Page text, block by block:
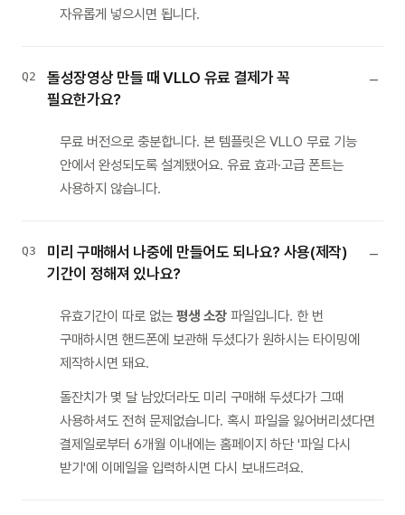
자유롭게 넣으시면 됩니다.
Q2
돌성장영상 만들 때 VLLO 유료 결제가 꼭
필요한가요?
무료 버전으로 충분합니다. 본 템플릿은 VLLO 무료 기능
안에서 완성되도록 설계됐어요. 유료 효과·고급 폰트는
사용하지 않습니다.
Q3
미리 구매해서 나중에 만들어도 되나요? 사용(제작)
기간이 정해져 있나요?
유효기간이 따로 없는 평생 소장 파일입니다. 한 번
구매하시면 핸드폰에 보관해 두셨다가 원하시는 타이밍에
제작하시면 돼요.
돌잔치가 몇 달 남았더라도 미리 구매해 두셨다가 그때
사용하셔도 전혀 문제없습니다. 혹시 파일을 잃어버리셨다면
결제일로부터 6개월 이내에는 홈페이지 하단 '파일 다시
받기'에 이메일을 입력하시면 다시 보내드려요.